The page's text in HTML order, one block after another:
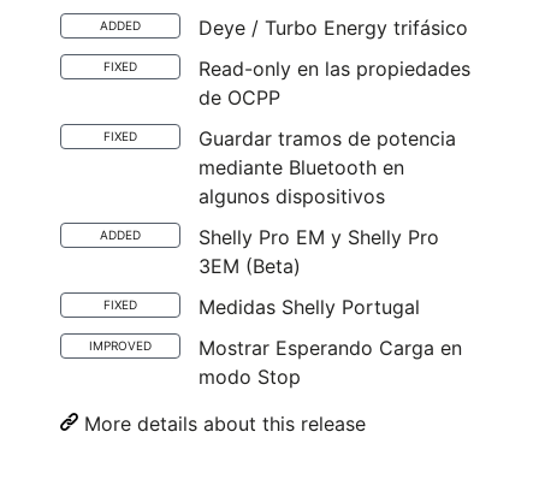
ADDED Deye / Turbo Energy trifásico
FIXED
Read-only en las propiedades
de OCPP
FIXED
Guardar tramos de potencia
mediante Bluetooth en
algunos dispositivos
ADDED
Shelly Pro EM y Shelly Pro
3EM (Beta)
FIXED Medidas Shelly Portugal
IMPROVED
Mostrar Esperando Carga en
modo Stop
More details about this release